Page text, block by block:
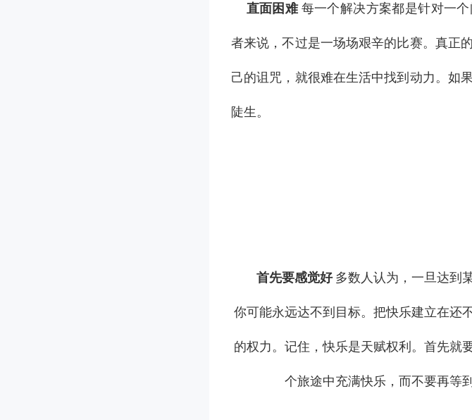
直面困难每一个解决方案都是针对一
者来说，不过是一场场艰辛的比赛。真正
己的诅咒，就很难在生活中找到动力。如
陡生。
首先要感觉好 多数人认为，一旦达到
你可能永远达不到目标。把快乐建立在还
的权力。记住，快乐是天赋权利。首先就
个旅途中充满快乐，而不要再等